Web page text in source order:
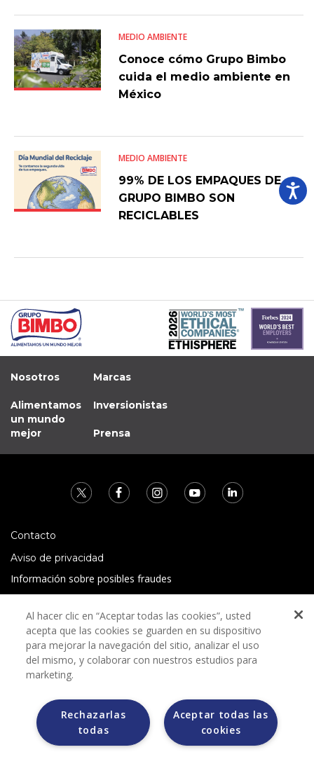
MEDIO AMBIENTE
Conoce cómo Grupo Bimbo
cuida el medio ambiente en
México
MEDIO AMBIENTE
99% DE LOS EMPAQUES DE
GRUPO BIMBO SON
RECICLABLES
Nosotros
Alimentamos
un mundo
mejor
Marcas
Inversionistas
Prensa
Contacto
Aviso de privacidad
Información sobre posibles fraudes
Términos y condiciones
Grupo Bimbo no solicita ningún tipo de pago durante el
proceso de selección.
Al hacer clic en “Aceptar todas las cookies”, usted
acepta que las cookies se guarden en su dispositivo
para mejorar la navegación del sitio, analizar el uso
del mismo, y colaborar con nuestros estudios para
marketing.
Aceptar todas las
cookies
Rechazarlas
todas